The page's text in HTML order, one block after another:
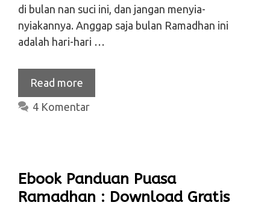
di bulan nan suci ini, dan jangan menyia-
nyiakannya. Anggap saja bulan Ramadhan ini
adalah hari-hari …
Read more
4 Komentar
Ebook Panduan Puasa
Ramadhan : Download Gratis